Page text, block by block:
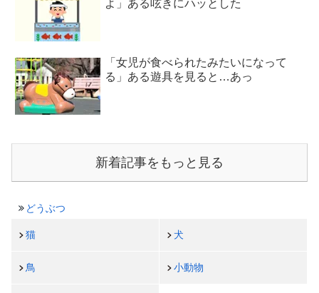
よ」ある呟きにハッとした
「女児が食べられたみたいになって
る」ある遊具を見ると…あっ
新着記事をもっと見る
どうぶつ
猫 犬
鳥 小動物